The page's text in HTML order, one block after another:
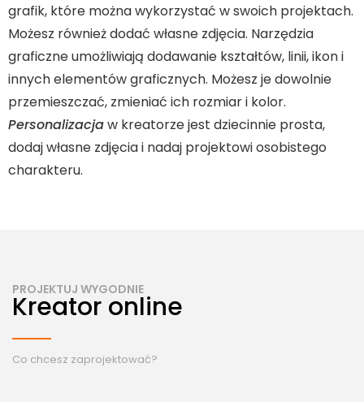
grafik, które można wykorzystać w swoich projektach.
Możesz również dodać własne zdjęcia. Narzędzia
graficzne umożliwiają dodawanie kształtów, linii, ikon i
innych elementów graficznych. Możesz je dowolnie
przemieszczać, zmieniać ich rozmiar i kolor.
Personalizacjaw kreatorze jest dziecinnie prosta,
dodaj własne zdjęcia i nadaj projektowi osobistego
charakteru.
PROJEKTUJ WYGODNIE
Kreator online
Co chcesz zaprojektować?